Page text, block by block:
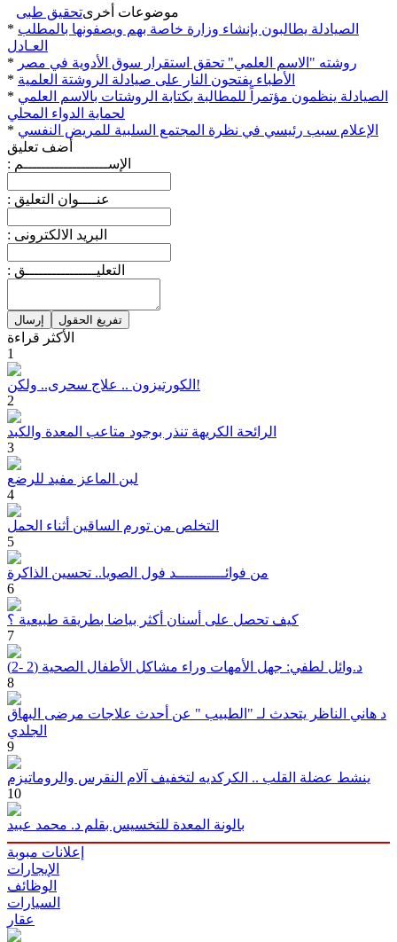
موضوعات أخرىتحقيق طبى
* الصيادلة يطالبون بإنشاء وزارة خاصة بهم ويصفونها بالمطلب
العـادل
* روشته "الاسم العلمي" تحقق استقرار سوق الأدوية في مصر
* الأطباء يفتحون النار على صيادلة الروشتة العلمية
* الصيادلة ينظمون مؤتمراً للمطالبة بكتابة الروشتات بالاسم العلمي
لحماية الدواء المحلي
* الإعلام سبب رئيسي في نظرة المجتمع السلبية للمريض النفسي
أضف تعليق
: الإســـــــــــــــــــم
: عنــــوان التعليق
: البريد الالكترونى
: التعليــــــــــــــــق
الأكثر قراءة
1
الكورتيزون .. علاج سحرى.. ولكن!
2
الرائحة الكريهة تنذر بوجود متاعب المعدة والكبد
3
لبن الماعز مفيد للرضع
4
التخلص من تورم الساقين أثناء الحمل
5
من فوائـــــــــــد فول الصويا.. تحسين الذاكرة
6
كيف تحصل على أسنان أكثر بياضا بطريقة طبيعية ؟
7
د.وائل لطفي: جهل الأمهات وراء مشاكل الأطفال الصحية (2 -2)
8
د هاني الناظر يتحدث لـ "الطبيب " عن أحدث علاجات مرضى البهاق
الجلدي
9
ينشط عضلة القلب .. الكركديه لتخفيف آلام النقرس والروماتيزم
10
بالونة المعدة للتخسيس بقلم د. محمد عبيد
إعلانات مبوبة
الإيجارات
الوظائف
السيارات
عقار